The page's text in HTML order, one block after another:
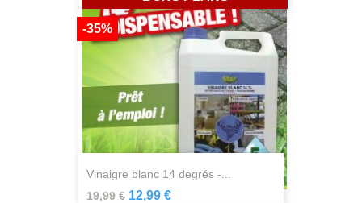
vinaigre blanc 14 degrés -...
19,99 €
-35%
12,99 €